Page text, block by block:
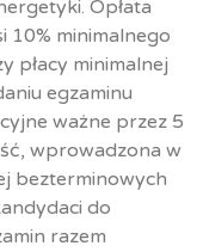
Opłata
10% minimalnego
płacy minimalnej
egzaminu
ważne przez 5
wprowadzona w
bezterminowych
do
razem